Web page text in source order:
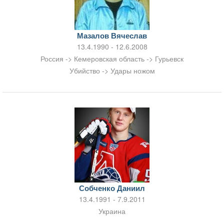
Мазалов Вячеслав
13.4.1990 - 12.6.2008
Россия -> Кемеровская область -> Гурьевск
Убийство -> Удары ножом
Собченко Даниил
13.4.1991 - 7.9.2011
Украина